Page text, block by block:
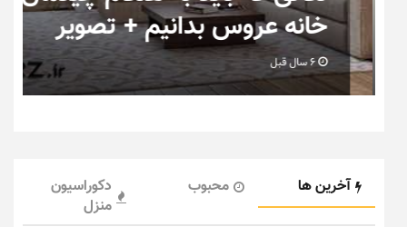
خانه عروس بدانیم + تصویر
6 سال قبل
آخرین ها محبوب
دکوراسیون
منزل